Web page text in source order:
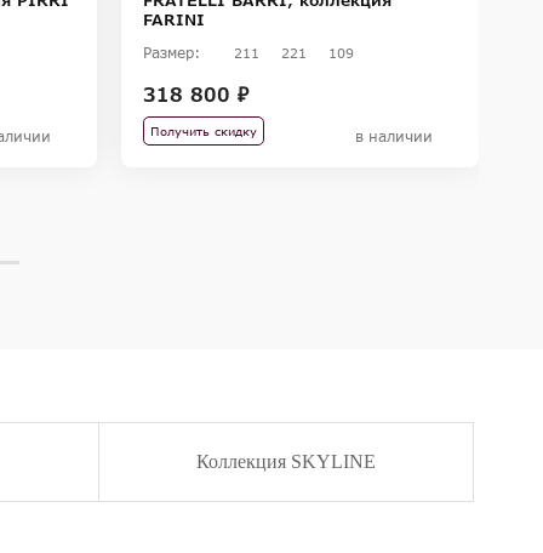
FARINI
Размер: 211 221 109
318 800 ₽
Получить скидку в наличии
Коллекция SKYLINE